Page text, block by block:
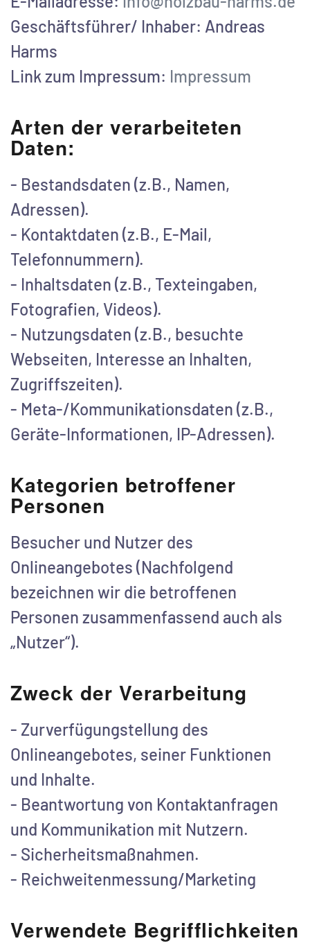
Geschäftsführer/ Inhaber: Andreas
Harms
Link zum Impressum: Impressum
Arten der verarbeiteten
Daten:
- Bestandsdaten (z.B., Namen,
Adressen).
- Kontaktdaten (z.B., E-Mail,
Telefonnummern).
- Inhaltsdaten (z.B., Texteingaben,
Fotografien, Videos).
- Nutzungsdaten (z.B., besuchte
Webseiten, Interesse an Inhalten,
Zugriffszeiten).
- Meta-/Kommunikationsdaten (z.B.,
Geräte-Informationen, IP-Adressen).
Kategorien betroffener
Personen
Besucher und Nutzer des
Onlineangebotes (Nachfolgend
bezeichnen wir die betroffenen
Personen zusammenfassend auch als
„Nutzer“).
Zweck der Verarbeitung
- Zurverfügungstellung des
Onlineangebotes, seiner Funktionen
und Inhalte.
- Beantwortung von Kontaktanfragen
und Kommunikation mit Nutzern.
- Sicherheitsmaßnahmen.
- Reichweitenmessung/Marketing
Verwendete Begrifflichkeiten